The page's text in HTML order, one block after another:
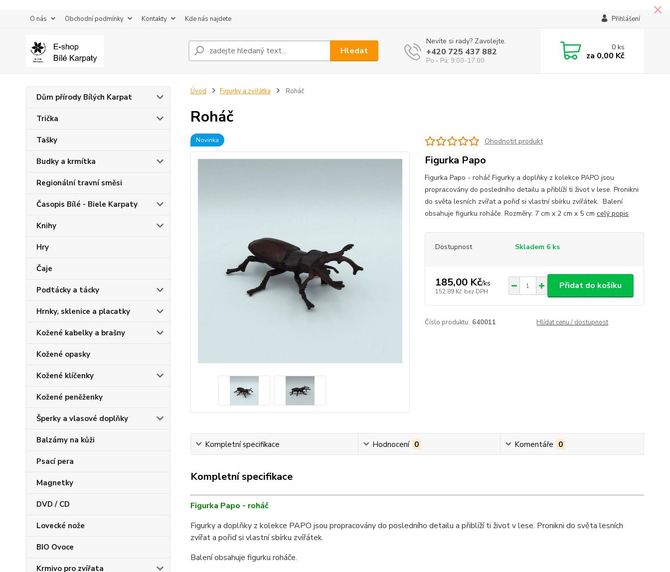
O nás Obchodní podmínky Kontakty Kde nás najdete Přihlášení
Hledat
Nevíte si rady? Zavolejte.
+420 725 437 882
Po - Pá: 9:00-17:00
0ks
za 0,00 Kč
Dům přírody Bílých Karpat
Trička
Tašky
Budky a krmítka
Regionální travní směsi
Časopis Bílé - Biele Karpaty
Knihy
Hry
Čaje
Podtácky a tácky
Hrnky, sklenice a placatky
Kožené kabelky a brašny
Kožené opasky
Kožené klíčenky
Kožené peněženky
Šperky a vlasové doplňky
Balzámy na kůži
Psací pera
Magnetky
DVD / CD
Lovecké nože
BIO Ovoce
Krmivo pro zvířata
Úvod Figurky a zvířátka Roháč
Roháč
Novinka Ohodnotit produkt
Figurka Papo
Figurka Papo - roháč Figurky a doplňky z kolekce PAPO jsou
propracovány do posledního detailu a přiblíží ti život v lese. Pronikni
do světa lesních zvířat a pořiď si vlastní sbírku zvířátek. Balení
obsahuje figurku roháče. Rozměry: 7 cm x 2 cm x 5 cm celý popis
Dostupnost Skladem 6 ks
185,00 Kč/ks
152,89 Kč bez DPH
Přidat do košíku
Číslo produktu: 640011 Hlídat cenu / dostupnost
Kompletní specifikace Hodnocení 0 Komentáře 0
Kompletní specifikace
Figurka Papo - roháč
Figurky a doplňky z kolekce PAPO jsou propracovány do posledního detailu a přiblíží ti život v lese. Pronikni do světa lesních
zvířat a pořiď si vlastní sbírku zvířátek.
Balení obsahuje figurku roháče.